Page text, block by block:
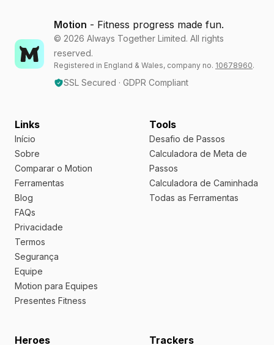
Motion - Fitness progress made fun.
© 2026 Always Together Limited. All rights
reserved.
Registered in England & Wales, company no. 10678960.
SSL Secured · GDPR Compliant
Links
Início
Sobre
Comparar o Motion
Ferramentas
Blog
FAQs
Privacidade
Termos
Segurança
Equipe
Motion para Equipes
Presentes Fitness
Tools
Desafio de Passos
Calculadora de Meta de
Passos
Calculadora de Caminhada
Todas as Ferramentas
Heroes Trackers